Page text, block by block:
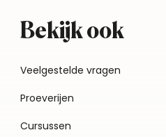
Bekijk ook
Veelgestelde vragen
Proeverijen
Cursussen